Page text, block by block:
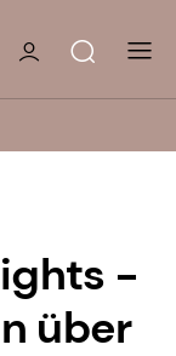
-
über